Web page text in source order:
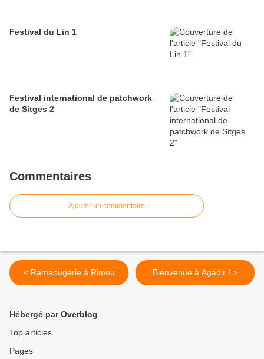
Festival du Lin 1
Festival international de patchwork
de Sitges 2
Commentaires
Ajouter un commentaire
< Ramaougerie à Rimou Bienvenue à Agadir ! >
Hébergé par Overblog
Top articles
Pages